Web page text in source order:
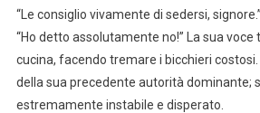
“Le consiglio vivamente di sedersi, signore.”
“Ho detto assolutamente no!” La sua
cucina, facendo tremare i bicchieri
della sua precedente autorità dominante;
estremamente instabile e disperato.